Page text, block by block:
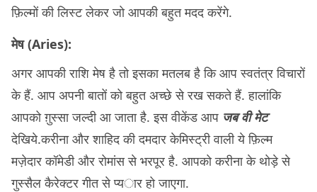
फ़िल्मों की लिस्ट लेकर जो आपकी बहुत मदद करेंगे.
मेष (Aries):
अगर आपकी राशि मेष है तो इसका मतलब है कि आप स्वतंत्र विचारों
के हैं. आप अपनी बातों को बहुत अच्छे से रख सकते हैं. हालांकि
आपको ग़ुस्सा जल्दी आ जाता है. इस वीकेंड आप जब वीमेट
देखिये.करीना और शाहिद की दमदार केमिस्ट्री वाली ये फ़िल्म
मज़ेदार कॉमेडी और रोमांस से भरपूर है. आपको करीना के थोड़े से
गुस्सैल कैरेक्टर गीत से प्यार हो जाएगा.